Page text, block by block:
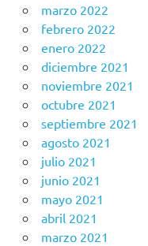
marzo 2022
febrero 2022
enero 2022
diciembre 2021
noviembre 2021
octubre 2021
septiembre 2021
agosto 2021
julio 2021
junio 2021
mayo 2021
abril 2021
marzo 2021